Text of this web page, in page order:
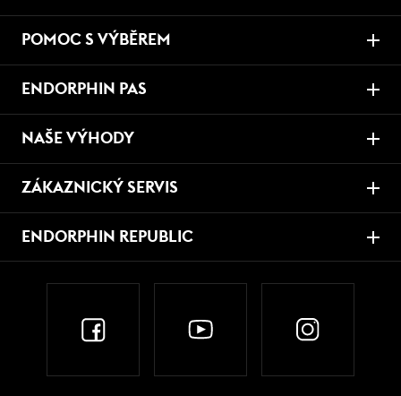
POMOC S VÝBĚREM
ENDORPHIN PAS
NAŠE VÝHODY
ZÁKAZNICKÝ SERVIS
ENDORPHIN REPUBLIC